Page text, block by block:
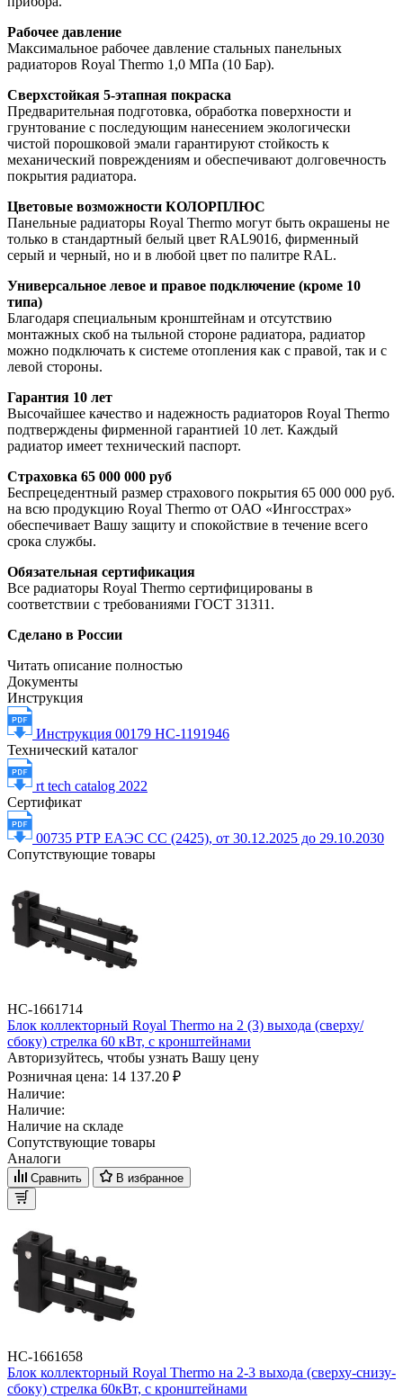
Рабочее давление
Максимальное рабочее давление стальных панельных
радиаторов Royal Thermo 1,0 МПа (10 Бар).
Сверхстойкая 5-этапная покраска
Предварительная подготовка, обработка поверхности и
грунтование с последующим нанесением экологически
чистой порошковой эмали гарантируют стойкость к
механический повреждениям и обеспечивают долговечность
покрытия радиатора.
Цветовые возможности КОЛОРПЛЮС
Панельные радиаторы Royal Thermo могут быть окрашены не
только в стандартный белый цвет RAL9016, фирменный
серый и черный, но и в любой цвет по палитре RAL.
Универсальное левое и правое подключение (кроме 10
типа)
Благодаря специальным кронштейнам и отсутствию
монтажных скоб на тыльной стороне радиатора, радиатор
можно подключать к системе отопления как с правой, так и с
левой стороны.
Гарантия 10 лет
Высочайшее качество и надежность радиаторов Royal Thermo
подтверждены фирменной гарантией 10 лет. Каждый
радиатор имеет технический паспорт.
Страховка 65 000 000 руб
Беспрецедентный размер страхового покрытия 65 000 000 руб.
на всю продукцию Royal Thermo от ОАО «Ингосстрах»
обеспечивает Вашу защиту и спокойствие в течение всего
срока службы.
Обязательная сертификация
Все радиаторы Royal Thermo сертифицированы в
соответствии с требованиями ГОСТ 31311.
Сделано в России
Читать описание полностью
Документы
Инструкция
Инструкция 00179 НС-1191946
Технический каталог
rt tech catalog 2022
Сертификат
00735 РТР ЕАЭС СС (2425), от 30.12.2025 до 29.10.2030
Сопутствующие товары
НС-1661714
Блок коллекторный Royal Thermo на 2 (3) выхода (сверху/
сбоку) стрелка 60 кВт, с кронштейнами
Авторизуйтесь, чтобы узнать Вашу цену
Розничная цена: 14 137.20 ₽
Наличие:
Наличие:
Наличие на складе
Сопутствующие товары
Аналоги
Сравнить В избранное
НС-1661658
Блок коллекторный Royal Thermo на 2-3 выхода (сверху-снизу-
сбоку) стрелка 60кВт, с кронштейнами